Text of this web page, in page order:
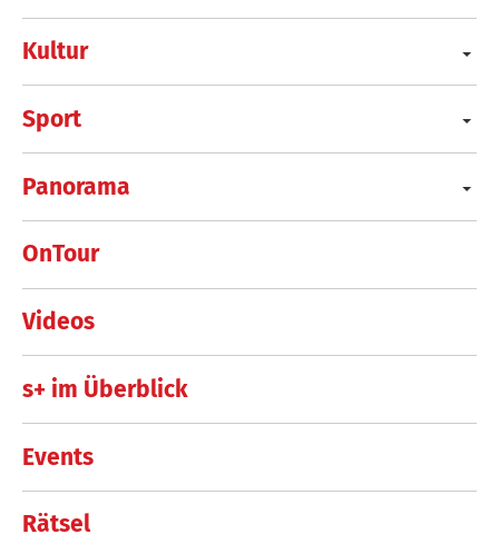
Kultur
Sport
Panorama
OnTour
Videos
s+ im Überblick
Events
Rätsel